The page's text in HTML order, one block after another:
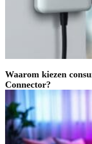
Waarom kiezen
Connector?